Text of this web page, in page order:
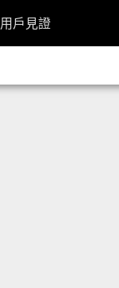
用戶見證